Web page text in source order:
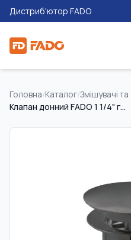
Дистриб'ютор FADO
Головна/Каталог/Змішувачі
Клапан донний FADO 1 1/4" графіт